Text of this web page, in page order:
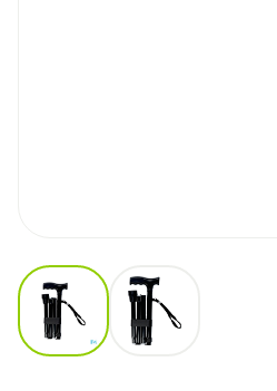
View larger imageView larger image